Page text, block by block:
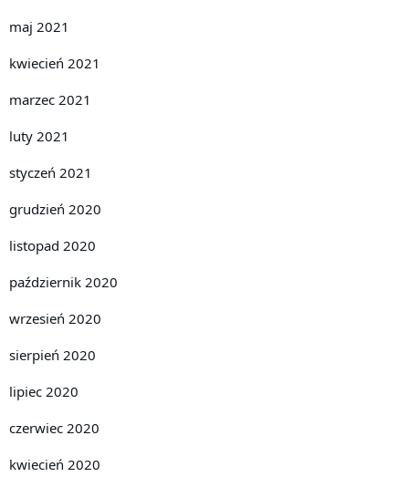
maj 2021
kwiecień 2021
marzec 2021
luty 2021
styczeń 2021
grudzień 2020
listopad 2020
październik 2020
wrzesień 2020
sierpień 2020
lipiec 2020
czerwiec 2020
kwiecień 2020